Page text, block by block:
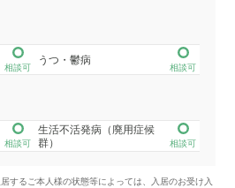
相談可
うつ・鬱病
相談可
相談可
生活不活発病（廃用症候
群）
相談可
するご本人様の状態等によっては、入居のお受け入